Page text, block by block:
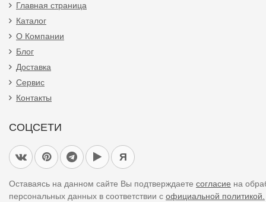
Главная страница
Каталог
О Компании
Блог
Доставка
Сервис
Контакты
СОЦСЕТИ
Я
Оставаясь на данном сайте Вы подтверждаете согласие на
персональных данных в соответствии с официальной политикой.